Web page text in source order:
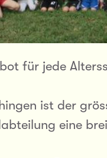
für jede
ist der
eine